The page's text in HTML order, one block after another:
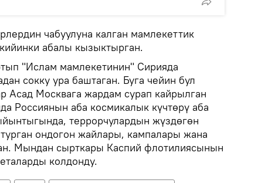
чабуулуна калган мамлекеттик
абалы кызыктырган.
"Ислам мамлекетинин" Сирияда
сокку ура баштаган. Буга чейин бул
Асад Москвага жардам сурап кайрылган
Россиянын аба космикалык күчтөрү аба
террорчулардын жүздөгөн
ондогон жайлары, кампалары жана
Мындан сырткары Каспий флотилиясынын
колдонду.